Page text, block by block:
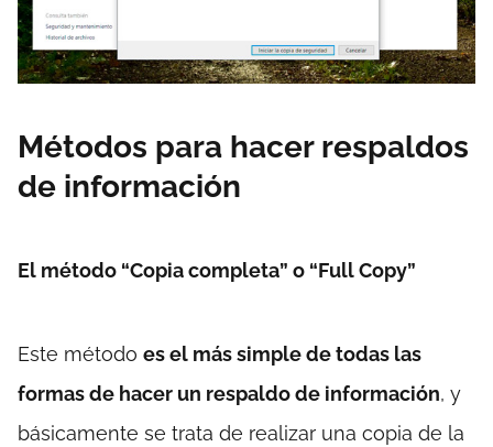
Métodos para hacer respaldos
de información
El método “Copia completa” o “Full Copy”
Este método es el más simple de todas las
formas de hacer un respaldo de información, y
básicamente se trata de realizar una copia de la